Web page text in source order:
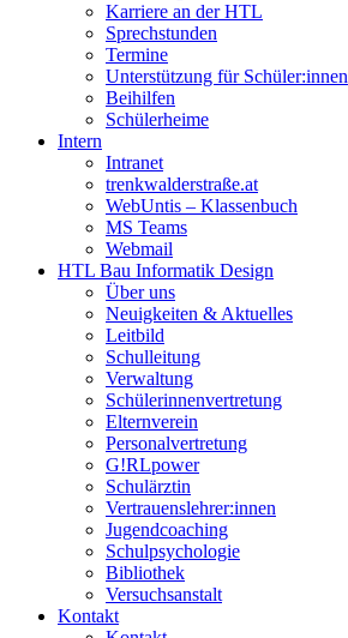
Karriere an der HTL
Sprechstunden
Termine
Unterstützung für Schüler:innen
Beihilfen
Schülerheime
Intern
Intranet
trenkwalderstraße.at
WebUntis – Klassenbuch
MS Teams
Webmail
HTL Bau Informatik Design
Über uns
Neuigkeiten & Aktuelles
Leitbild
Schulleitung
Verwaltung
Schülerinnenvertretung
Elternverein
Personalvertretung
G!RLpower
Schulärztin
Vertrauenslehrer:innen
Jugendcoaching
Schulpsychologie
Bibliothek
Versuchsanstalt
Kontakt